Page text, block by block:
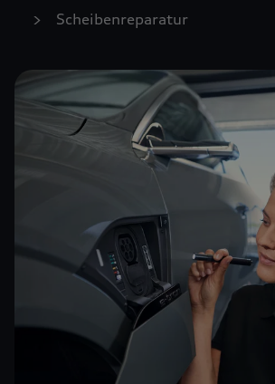
Scheibenreparatur